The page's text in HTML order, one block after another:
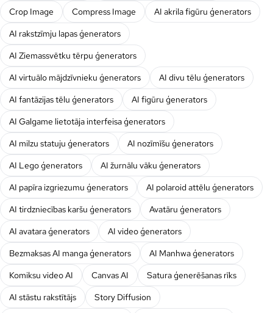
Crop Image
Compress Image
AI akrila figūru ģenerators
AI rakstzīmju lapas ģenerators
AI Ziemassvētku tērpu ģenerators
AI virtuālo mājdzīvnieku ģenerators
AI divu tēlu ģenerators
AI fantāzijas tēlu ģenerators
AI figūru ģenerators
AI Galgame lietotāja interfeisa ģenerators
AI milzu statuju ģenerators
AI nozīmīšu ģenerators
AI Lego ģenerators
AI žurnālu vāku ģenerators
AI papīra izgriezumu ģenerators
AI polaroid attēlu ģenerators
AI tirdzniecības karšu ģenerators
Avatāru ģenerators
AI avatara ģenerators
AI video ģenerators
Bezmaksas AI manga ģenerators
AI Manhwa ģenerators
Komiksu video AI
Canvas AI
Satura ģenerēšanas rīks
AI stāstu rakstītājs
Story Diffusion